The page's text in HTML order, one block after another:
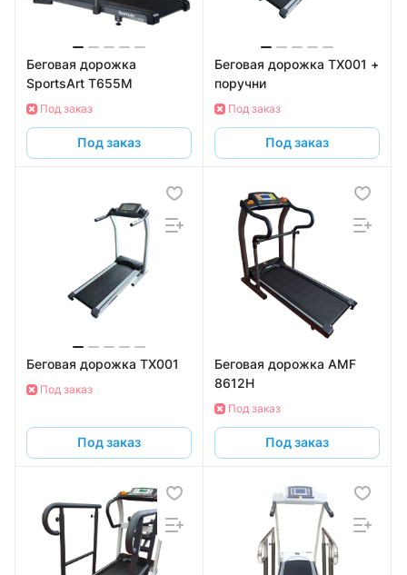
Беговая дорожка
SportsArt T655M
Под заказ
Под заказ
Беговая дорожка TX001 +
поручни
Под заказ
Под заказ
Беговая дорожка TX001
Под заказ
Под заказ
Беговая дорожка AMF
8612H
Под заказ
Под заказ